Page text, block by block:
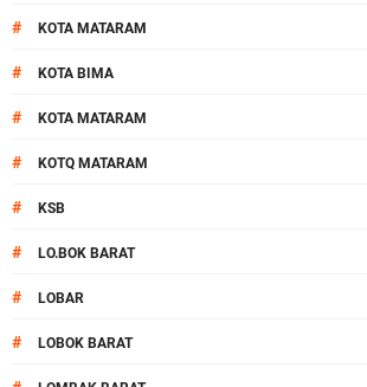
# KOTA MATARAM
# KOTA BIMA
# KOTA MATARAM
# KOTQ MATARAM
# KSB
# LO.BOK BARAT
# LOBAR
# LOBOK BARAT